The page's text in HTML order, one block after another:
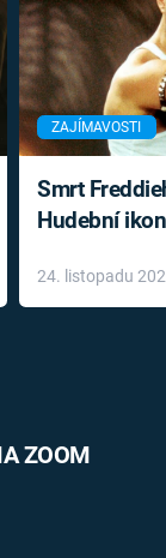
ZAJÍMAVOSTI
Smrt
Hudební
léky
24. listopadu
ZOOM